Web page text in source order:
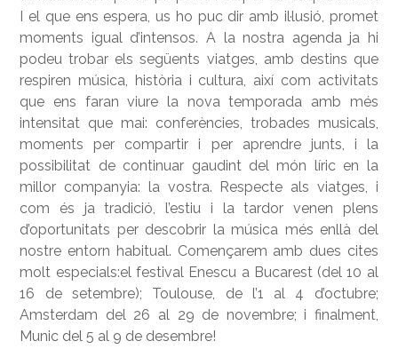
I el que ens espera, us ho puc dir amb il·lusió, promet
moments igual d’intensos. A la nostra agenda ja hi
podeu trobar els següents viatges, amb destins que
respiren música, història i cultura, així com activitats
que ens faran viure la nova temporada amb més
intensitat que mai: conferències, trobades musicals,
moments per compartir i per aprendre junts, i la
possibilitat de continuar gaudint del món líric en la
millor companyia: la vostra. Respecte als viatges, i
com és ja tradició, l’estiu i la tardor venen plens
d’oportunitats per descobrir la música més enllà del
nostre entorn habitual. Començarem amb dues cites
molt especials:el festival Enescu a Bucarest (del 10 al
16 de setembre); Toulouse, de l’1 al 4 d’octubre;
Amsterdam del 26 al 29 de novembre; i finalment,
Munic del 5 al 9 de desembre!